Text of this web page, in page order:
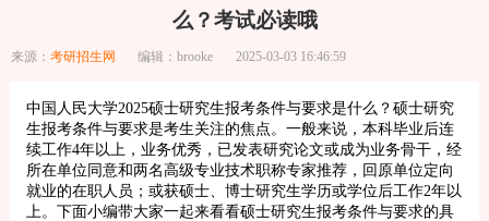
么？考试必读哦
来源： 考研招生网 编辑：brooke 2025-03-03 16:46:59
中国人民大学2025硕士研究生报考条件与要求是什么？硕士研究
生报考条件与要求是考生关注的焦点。一般来说，本科毕业后连
续工作4年以上，业务优秀，已发表研究论文或成为业务骨干，经
所在单位同意和两名高级专业技术职称专家推荐，回原单位定向
就业的在职人员；或获硕士、博士研究生学历或学位后工作2年以
上。下面小编带大家一起来看看硕士研究生报考条件与要求的具